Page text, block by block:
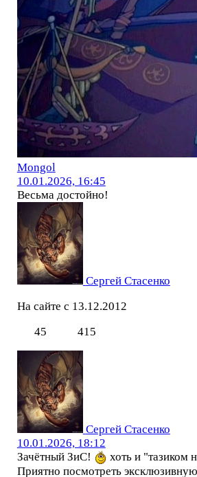
Mоngol
10.01.2026, 16:45
Весьма достойно!
Сергей Стасенко
На сайте с 13.12.2012
45
415
Сергей Стасенко
10.01.2026, 18:12
Зачётный ЗиС!
хоть и "тазиком
Приятно посмотреть